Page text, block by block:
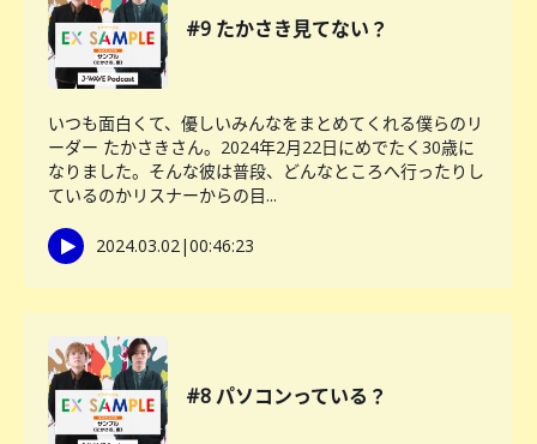
#9 たかさき見てない？
いつも面白くて、優しいみんなをまとめてくれる僕らのリ
ーダー たかさきさん。2024年2月22日にめでたく30歳に
なりました。そんな彼は普段、どんなところへ行ったりし
ているのかリスナーからの目...
2024.03.02|00:46:23
#8 パソコンっている？